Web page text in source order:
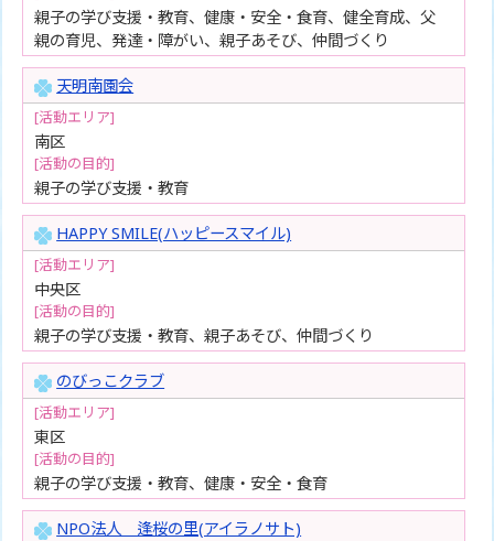
親子の学び支援・教育、健康・安全・食育、健全育成、父
親の育児、発達・障がい、親子あそび、仲間づくり
天明南園会
[活動エリア]
南区
[活動の目的]
親子の学び支援・教育
HAPPY SMILE(ハッピースマイル)
[活動エリア]
中央区
[活動の目的]
親子の学び支援・教育、親子あそび、仲間づくり
のびっこクラブ
[活動エリア]
東区
[活動の目的]
親子の学び支援・教育、健康・安全・食育
NPO法人 逢桜の里(アイラノサト)